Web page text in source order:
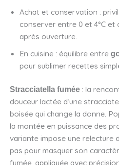
Achat et conservation :
conserver entre 0 et 4°C
après ouverture.
En cuisine : équilibre entre
pour sublimer recettes
Stracciatella fumée : la
douceur lactée d’une
boisée qui change la donne.
la montée en puissance des
variante impose une relecture
pas pour masquer son
fumée, appliquée avec